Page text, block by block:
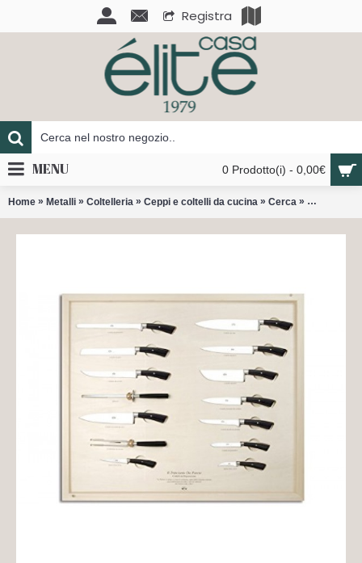
Registra
0 Prodotto(i) - 0,00€
MENU
Home » Metalli » Coltelleria » Ceppi e coltelli da cucina » Cerca » Il